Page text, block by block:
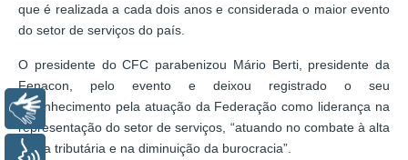
que é realizada a cada dois anos e considerada o maior evento
do setor de serviços do país.
O presidente do CFC parabenizou Mário Berti, presidente da
Fenacon, pelo evento e deixou registrado o seu
reconhecimento pela atuação da Federação como liderança na
representação do setor de serviços, “atuando no combate à alta
carga tributária e na diminuição da burocracia”.
Libras
Voz